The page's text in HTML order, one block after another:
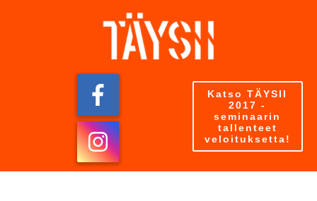
Katso TÄYSII
2017 -
seminaarin
tallenteet
veloituksetta!